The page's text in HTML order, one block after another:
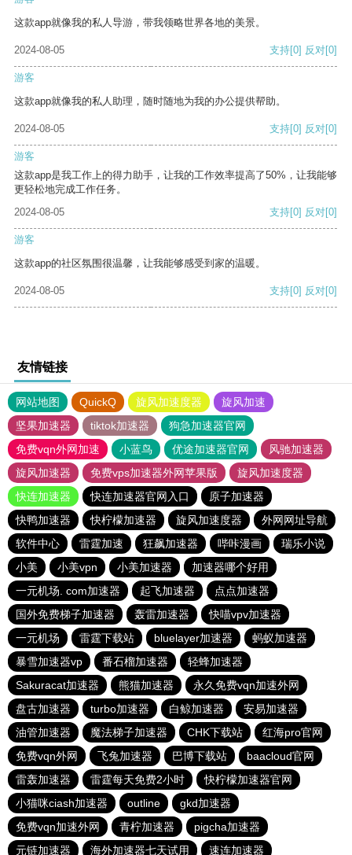
这款app就像我的私人导游，带我领略世界各地的美景。
2024-08-05 支持[0] 反对[0]
游客
这款app就像我的私人助理，随时随地为我的办公提供帮助。
2024-08-05 支持[0] 反对[0]
游客
这款app是我工作上的得力助手，让我的工作效率提高了50%，让我能够
更轻松地完成工作任务。
2024-08-05
支持[0] 反对[0]
游客
这款app的社区氛围很温馨，让我能够感受到家的温暖。
2024-08-05 支持[0] 反对[0]
友情链接
网站地图 QuickQ 旋风加速度器
旋风加速
坚果加速器
tiktok加速器
狗急加速器官网
免费vqn外网加速
小蓝鸟 优途加速器官网
风驰加速器
旋风加速器
免费vps加速器外网苹果版
旋风加速度器
快连加速器
快连加速器官网入口
原子加速器
快鸭加速器
快柠檬加速器 旋风加速度器
外网网址导航
软件中心
雷霆加速 狂飙加速器 哔咔漫画
瑞乐小说
小美
小美vpn 小美加速器
加速器哪个好用
一元机场. com加速器
起飞加速器
点点加速器
国外免费梯子加速器
轰雷加速器
快喵vpv加速器
一元机场
雷霆下载站 bluelayer加速器
蚂蚁加速器
暴雪加速器vp
番石榴加速器
轻蜂加速器
Sakuracat加速器
熊猫加速器
永久免费vqn加速外网
盘古加速器
turbo加速器 白鲸加速器
安易加速器
油管加速器
魔法梯子加速器 CHK下载站
红海pro官网
免费vqn外网
飞兔加速器 巴博下载站
baacloud官网
雷轰加速器
雷霆每天免费2小时
快柠檬加速器官网
小猫咪ciash加速器
outline
gkd加速器
免费vqn加速外网
青柠加速器
pigcha加速器
元链加速器
海外加速器七天试用 速连加速器